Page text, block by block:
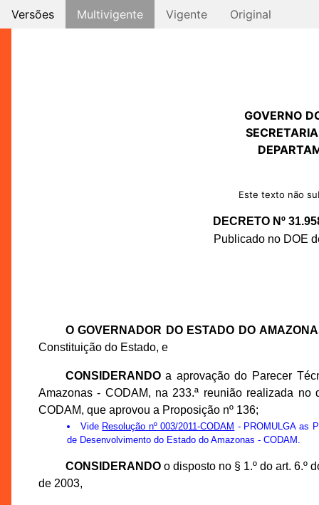
Versões Multivigente Vigente Original
GOVERNO
Este texto não
DECRETO Nº
Publicado no DOE
O GOVERNADOR DO ESTADO DO
Constituição do Estado, e
CONSIDERANDOa aprovação do Parecer
Amazonas - CODAM, na 233.ª reunião realizada
CODAM, que aprovou a Proposição nº 136;
Vide Resolução nº 003/2011-CODAM - PROMULGA as
de Desenvolvimento do Estado do Amazonas - CODAM.
CONSIDERANDOo disposto no § 1.º do art. 6.º
de 2003,